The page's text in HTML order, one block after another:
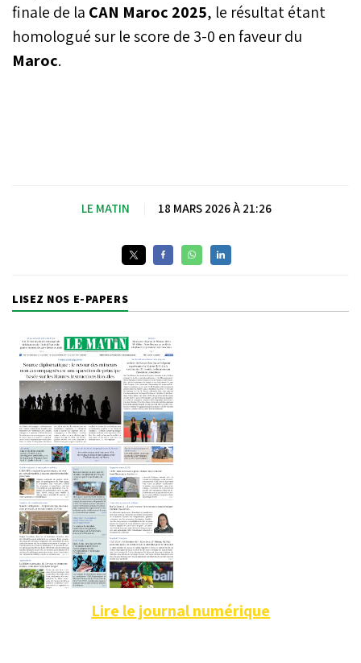
finale de la CAN Maroc 2025, le résultat étant
homologué sur le score de 3-0 en faveur du
Maroc.
LE MATIN 18 MARS 2026 À 21:26
LISEZ NOS E-PAPERS
Lire le journal numérique